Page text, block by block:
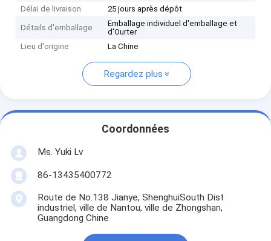
Délai de livraison 25 jours après dépôt
Détails d'emballage
Emballage individuel d'emballage et
d'Ourter
Lieu d'origine
La Chine
Regardez plus
Coordonnées
Ms. Yuki Lv
86-13435400772
Route de No.138 Jianye, ShenghuiSouth Dist
industriel, ville de Nantou, ville de Zhongshan,
Guangdong Chine